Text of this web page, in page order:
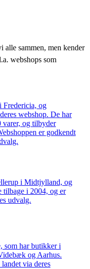
alle sammen, men kender
webshops som
Fredericia, og
webshop. De har
varer, og tilbyder
er godkendt
i Midtjylland, og
tilbage i 2004, og er
udvalg.
som har butikker i
og Aarhus.
via deres